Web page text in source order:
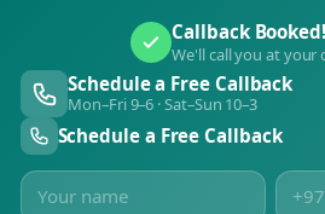
Callback Booked!
We'll call you at your
Schedule a Free Callback
Mon–Fri 9–6 · Sat–Sun 10–3
Schedule a Free Callback